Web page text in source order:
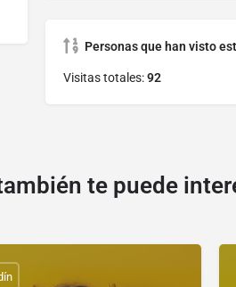
Personas que han visto
Visitas totales:92
te puede